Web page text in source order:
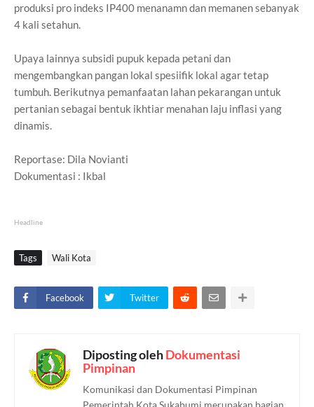
produksi pro indeks IP400 menanamn dan memanen sebanyak
4 kali setahun.
Upaya lainnya subsidi pupuk kepada petani dan
mengembangkan pangan lokal spesiifik lokal agar tetap
tumbuh. Berikutnya pemanfaatan lahan pekarangan untuk
pertanian sebagai bentuk ikhtiar menahan laju inflasi yang
dinamis.
Reportase: Dila Novianti
Dokumentasi : Ikbal
Headline
Tags Wali Kota
Facebook Twitter
Diposting olehDokumentasi
Pimpinan
Komunikasi dan Dokumentasi Pimpinan
Pemerintah Kota Sukabumi merupakan bagian